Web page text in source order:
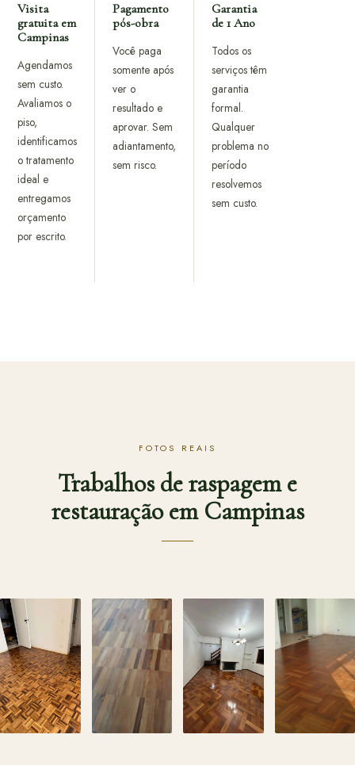
Visita
gratuita em
Campinas
Agendamos
sem custo.
Avaliamos o
piso,
identificamos
o tratamento
ideal e
entregamos
orçamento
por escrito.
Pagamento
pós-obra
Você paga
somente após
ver o
resultado e
aprovar. Sem
adiantamento,
sem risco.
Garantia
de 1 Ano
Todos os
serviços têm
garantia
formal.
Qualquer
problema no
período
resolvemos
sem custo.
FOTOS REAIS
Trabalhos de raspagem e
restauração em Campinas